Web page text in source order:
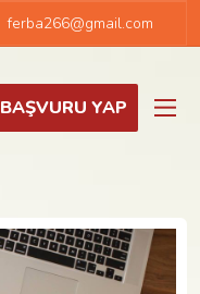
ferba266@gmail.com
BAŞVURU YAP